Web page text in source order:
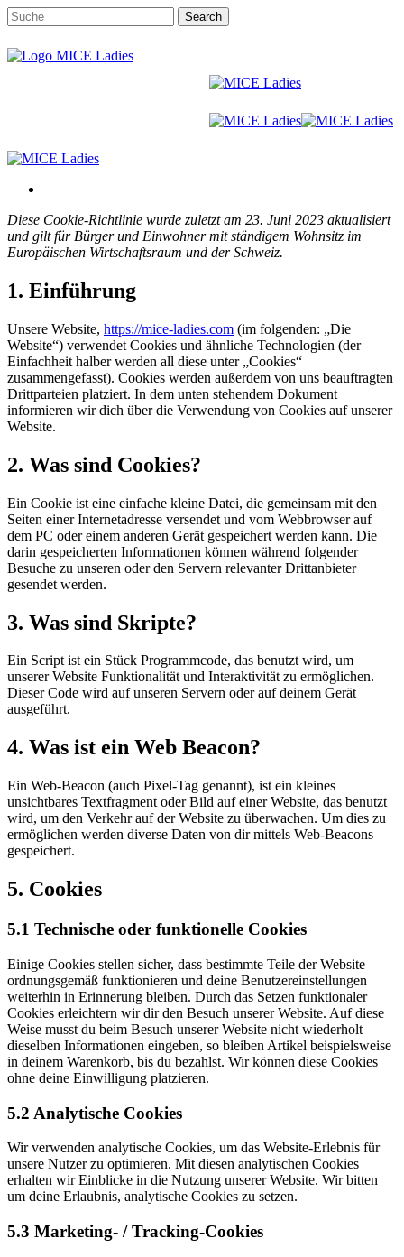
Skip
to
main
content
Search
Search
Diese Cookie-Richtlinie wurde zuletzt am 23. Juni 2023 aktualisiert
und gilt für Bürger und Einwohner mit ständigem Wohnsitz im
Europäischen Wirtschaftsraum und der Schweiz.
1. Einführung
Unsere Website, https://mice-ladies.com (im folgenden: „Die
Website“) verwendet Cookies und ähnliche Technologien (der
Einfachheit halber werden all diese unter „Cookies“
zusammengefasst). Cookies werden außerdem von uns beauftragten
Drittparteien platziert. In dem unten stehendem Dokument
informieren wir dich über die Verwendung von Cookies auf unserer
Website.
2. Was sind Cookies?
Ein Cookie ist eine einfache kleine Datei, die gemeinsam mit den
Seiten einer Internetadresse versendet und vom Webbrowser auf
dem PC oder einem anderen Gerät gespeichert werden kann. Die
darin gespeicherten Informationen können während folgender
Besuche zu unseren oder den Servern relevanter Drittanbieter
gesendet werden.
3. Was sind Skripte?
Ein Script ist ein Stück Programmcode, das benutzt wird, um
unserer Website Funktionalität und Interaktivität zu ermöglichen.
Dieser Code wird auf unseren Servern oder auf deinem Gerät
ausgeführt.
4. Was ist ein Web Beacon?
Ein Web-Beacon (auch Pixel-Tag genannt), ist ein kleines
unsichtbares Textfragment oder Bild auf einer Website, das benutzt
wird, um den Verkehr auf der Website zu überwachen. Um dies zu
ermöglichen werden diverse Daten von dir mittels Web-Beacons
gespeichert.
5. Cookies
5.1 Technische oder funktionelle Cookies
Einige Cookies stellen sicher, dass bestimmte Teile der Website
ordnungsgemäß funktionieren und deine Benutzereinstellungen
weiterhin in Erinnerung bleiben. Durch das Setzen funktionaler
Cookies erleichtern wir dir den Besuch unserer Website. Auf diese
Weise musst du beim Besuch unserer Website nicht wiederholt
dieselben Informationen eingeben, so bleiben Artikel beispielsweise
in deinem Warenkorb, bis du bezahlst. Wir können diese Cookies
ohne deine Einwilligung platzieren.
5.2 Analytische Cookies
Wir verwenden analytische Cookies, um das Website-Erlebnis für
unsere Nutzer zu optimieren. Mit diesen analytischen Cookies
erhalten wir Einblicke in die Nutzung unserer Website. Wir bitten
um deine Erlaubnis, analytische Cookies zu setzen.
5.3 Marketing- / Tracking-Cookies